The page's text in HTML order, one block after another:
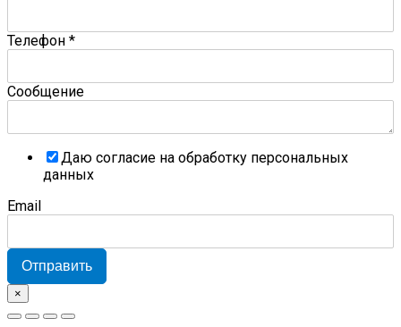
Телефон *
Сообщение
Даю согласие на обработку персональных
данных
Email
Отправить
×